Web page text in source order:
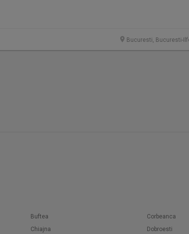
Bucuresti, Bucuresti-
Buftea
Chiajna
Corbeanca
Dobroesti